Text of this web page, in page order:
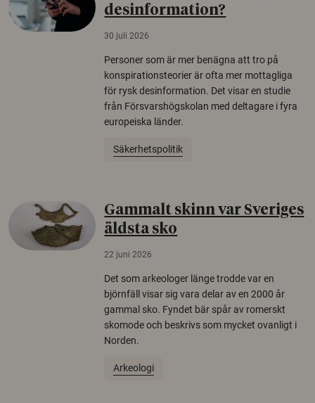
desinformation?
30 juli 2026
Personer som är mer benägna att tro på
konspirationsteorier är ofta mer mottagliga
för rysk desinformation. Det visar en studie
från Försvarshögskolan med deltagare i fyra
europeiska länder.
Säkerhetspolitik
Gammalt skinn var Sveriges
äldsta sko
22 juni 2026
Det som arkeologer länge trodde var en
björnfäll visar sig vara delar av en 2000 år
gammal sko. Fyndet bär spår av romerskt
skomode och beskrivs som mycket ovanligt i
Norden.
Arkeologi